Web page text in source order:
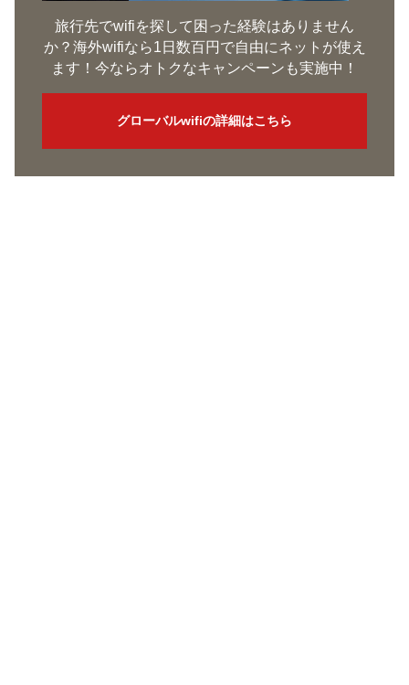
旅行先でwifiを探して困った経験はありません
か？海外wifiなら1日数百円で自由にネットが使え
ます！今ならオトクなキャンペーンも実施中！
グローバルwifiの詳細はこちら